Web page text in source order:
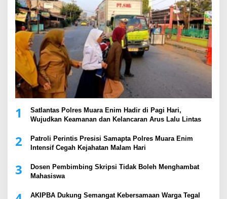
1
Satlantas Polres Muara Enim Hadir di Pagi Hari,
Wujudkan Keamanan dan Kelancaran Arus Lalu Lintas
2
Patroli Perintis Presisi Samapta Polres Muara Enim
Intensif Cegah Kejahatan Malam Hari
3
Dosen Pembimbing Skripsi Tidak Boleh Menghambat
Mahasiswa
AKIPBA Dukung Semangat Kebersamaan Warga Tegal